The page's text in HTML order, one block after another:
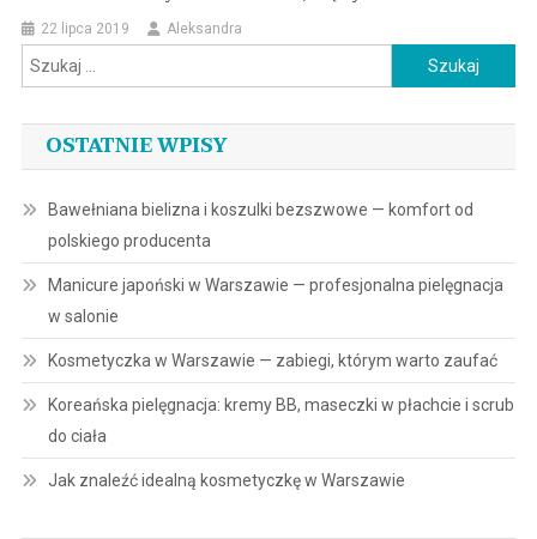
22 lipca 2019 Aleksandra
Szukaj:
OSTATNIE WPISY
Bawełniana bielizna i koszulki bezszwowe — komfort od
polskiego producenta
Manicure japoński w Warszawie — profesjonalna pielęgnacja
w salonie
Kosmetyczka w Warszawie — zabiegi, którym warto zaufać
Koreańska pielęgnacja: kremy BB, maseczki w płachcie i scrub
do ciała
Jak znaleźć idealną kosmetyczkę w Warszawie